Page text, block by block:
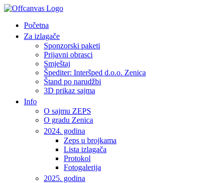
Početna
Za izlagače
Sponzorski paketi
Prijavni obrasci
Smještaj
Špediter: Interšped d.o.o. Zenica
Štand po narudžbi
3D prikaz sajma
Info
O sajmu ZEPS
O gradu Zenica
2024. godina
Zeps u brojkama
Lista izlagača
Protokol
Fotogalerija
2025. godina